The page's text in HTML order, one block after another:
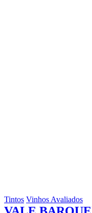
Tintos Vinhos Avaliados